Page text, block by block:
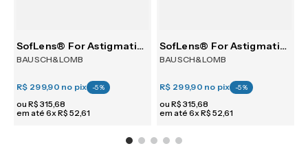
SofLens® For Astigmatism 6
BAUSCH&LOMB
R$ 299,90 no pix -5%
ou R$ 315,68
em até 6xR$ 52,61
SofLens® For Astigmatism 6
BAUSCH&LOMB
R$ 299,90 no pix -5%
ou R$ 315,68
em até 6xR$ 52,61